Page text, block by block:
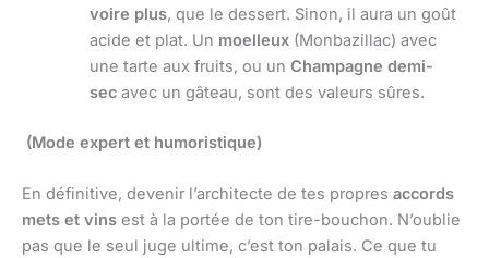
voire plus, que le dessert. Sinon, il aura un goût
acide et plat. Un moelleux(Monbazillac) avec
une tarte aux fruits, ou un Champagne demi-
secavec un gâteau, sont des valeurs sûres.
(Mode expert et humoristique)
En définitive, devenir l’architecte de tes propres accords
mets et vins est à la portée de ton tire-bouchon. N’oublie
pas que le seul juge ultime, c’est ton palais. Ce que tu